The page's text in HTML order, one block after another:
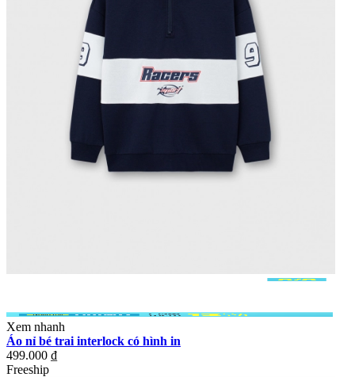
Xem nhanh
Áo nỉ bé trai interlock có hình in
499.000 ₫
Freeship